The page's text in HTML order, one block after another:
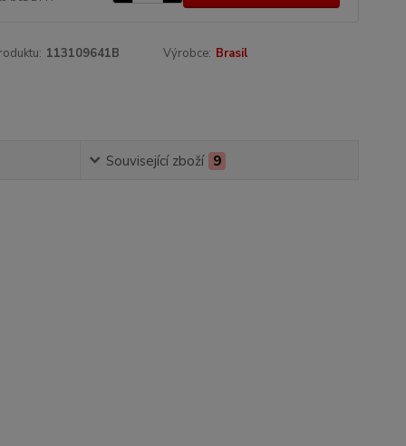
113109641B Výrobce: Brasil
Související zboží 9